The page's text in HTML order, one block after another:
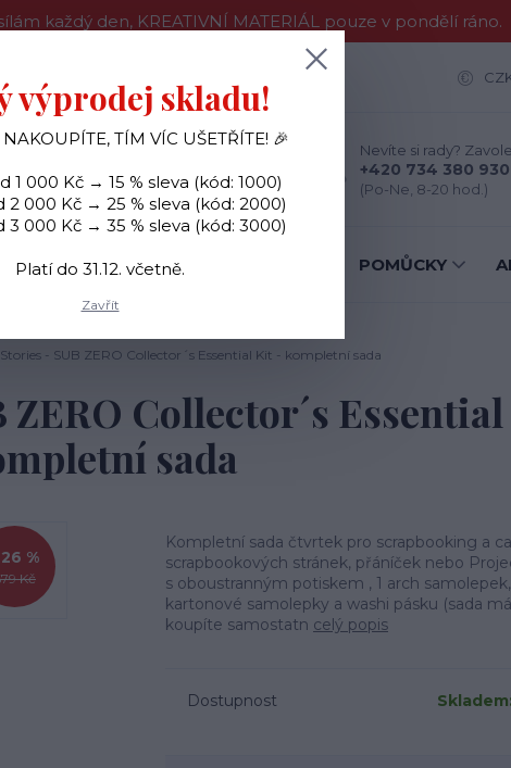
každý den, KREATIVNÍ MATERIÁL pouze v pondělí ráno.
Nevíte si rady?
+420 734 380 930
(Po-Ne, 8-20 hod.)
OZDOBY RAZÍTKA POMŮCKY
- SUB ZERO Collector´s Essential Kit - kompletní sada
Collector´s
sada
Kč
%
Kompletní sada čtvrtek pro scrapbooking a
scrapbookových stránek, přáníček nebo
s oboustranným potiskem , 1 arch
kartonové samolepky a washi pásku (sada
koupíte samostatn celý popis
Dostupnost
výprodej skladu!
TÍM VÍC UŠETŘÍTE! 🎉
1 000 Kč → 15 % sleva (kód: 1000)
2 000 Kč → 25 % sleva (kód: 2000)
3 000 Kč → 35 % sleva (kód: 3000)
Platí do 31.12. včetně.
Zavřít